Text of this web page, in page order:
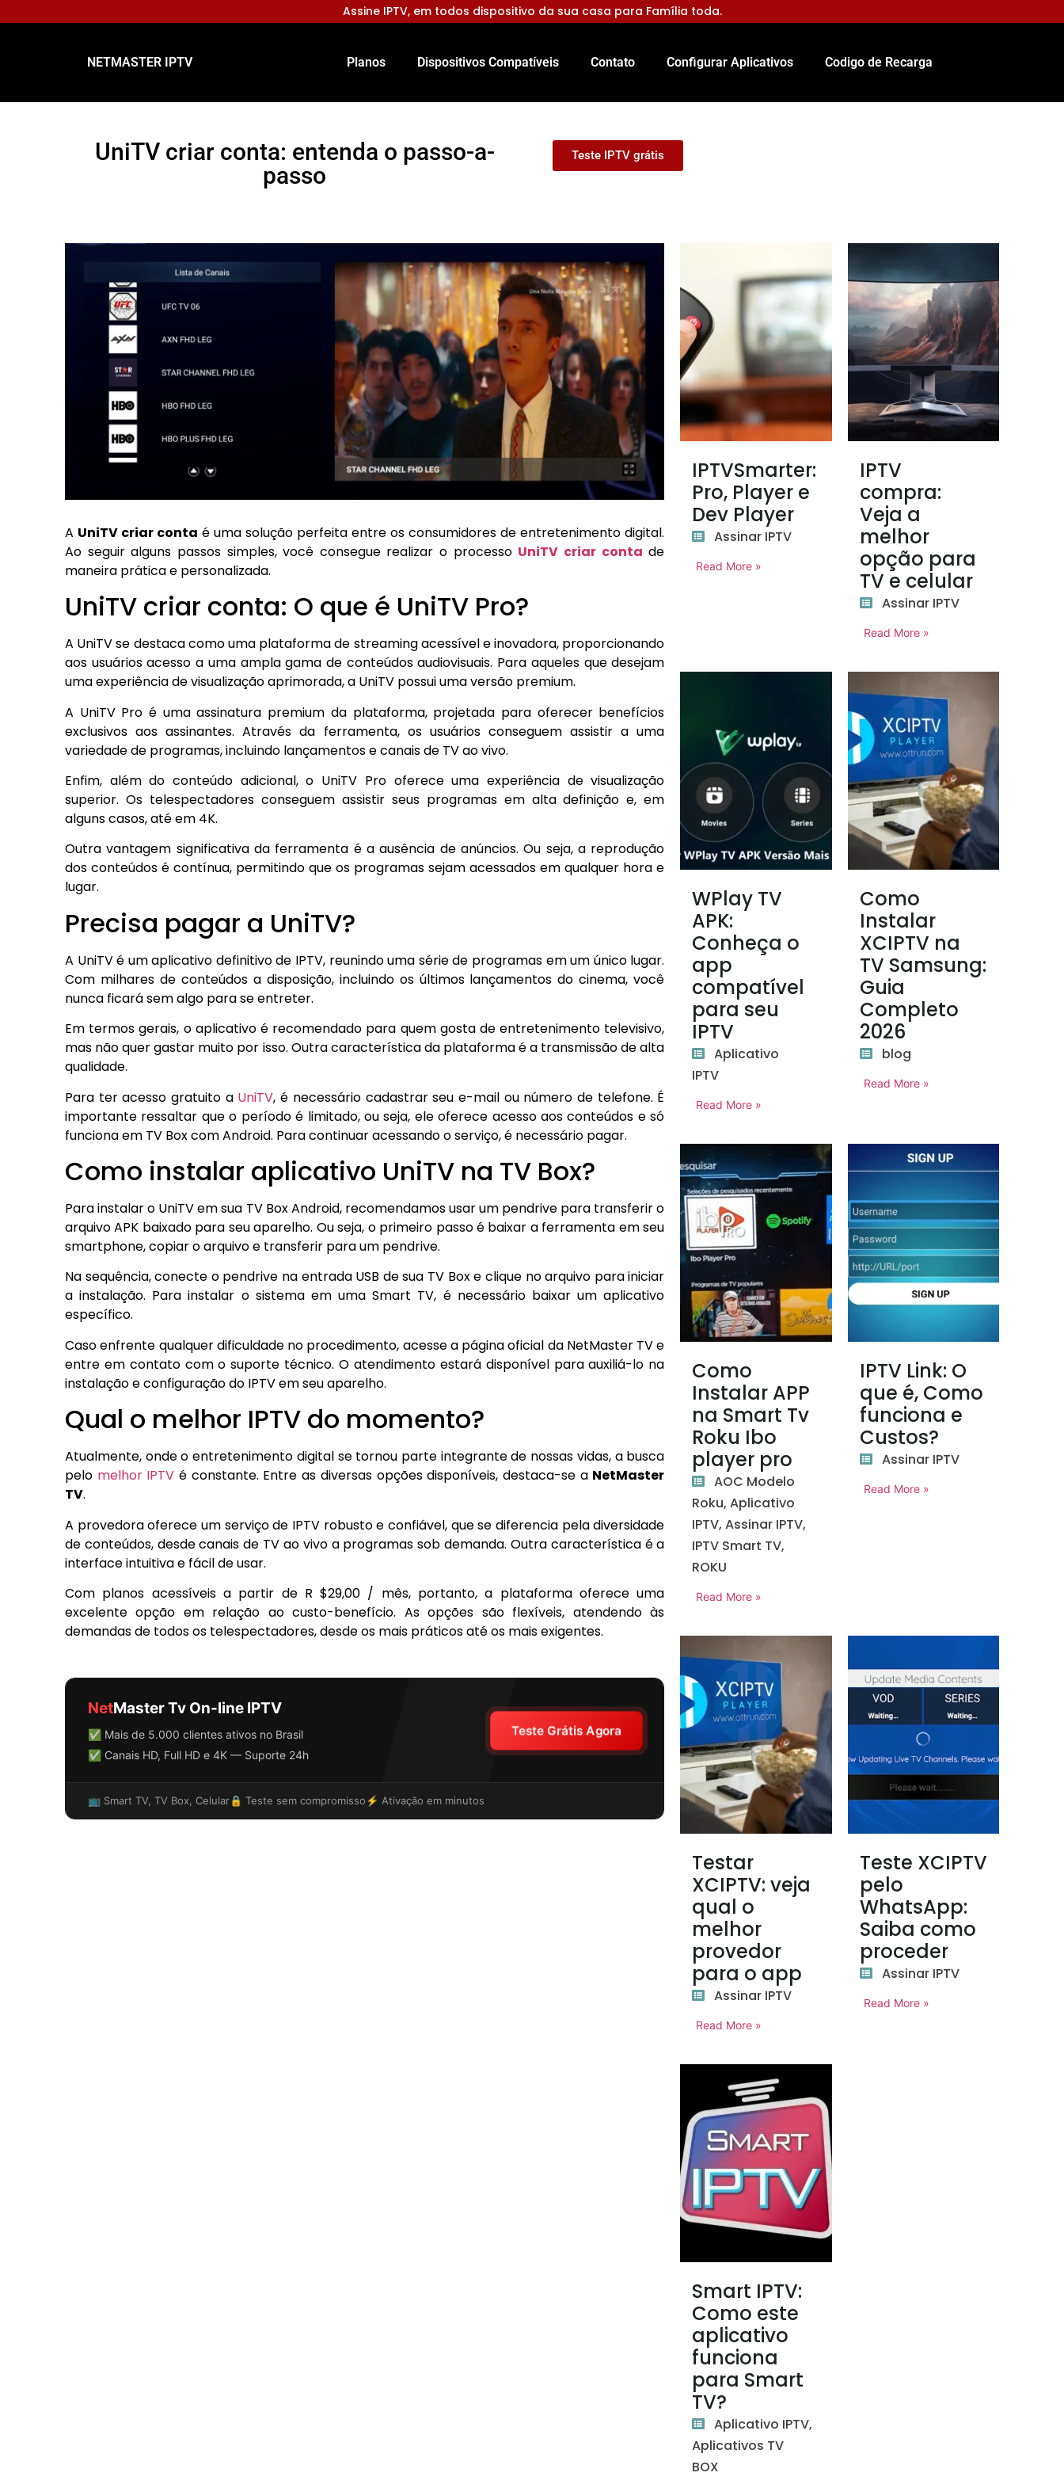
Assine IPTV, em todos dispositivo da sua casa para Família toda.
NETMASTER IPTV Planos Dispositivos Compatíveis Contato Configurar Aplicativos Codigo de Recarga
UniTV criar conta: entenda o passo-a-
passo
Teste IPTV grátis
A UniTV criar conta é uma solução perfeita entre os consumidores de entretenimento digital.
Ao seguir alguns passos simples, você consegue realizar o processo UniTV criar conta de
maneira prática e personalizada.
UniTV criar conta: O que é UniTV Pro?
A UniTV se destaca como uma plataforma de streaming acessível e inovadora, proporcionando
aos usuários acesso a uma ampla gama de conteúdos audiovisuais. Para aqueles que desejam
uma experiência de visualização aprimorada, a UniTV possui uma versão premium.
A UniTV Pro é uma assinatura premium da plataforma, projetada para oferecer benefícios
exclusivos aos assinantes. Através da ferramenta, os usuários conseguem assistir a uma
variedade de programas, incluindo lançamentos e canais de TV ao vivo.
Enfim, além do conteúdo adicional, o UniTV Pro oferece uma experiência de visualização
superior. Os telespectadores conseguem assistir seus programas em alta definição e, em
alguns casos, até em 4K.
Outra vantagem significativa da ferramenta é a ausência de anúncios. Ou seja, a reprodução
dos conteúdos é contínua, permitindo que os programas sejam acessados em qualquer hora e
lugar.
Precisa pagar a UniTV?
A UniTV é um aplicativo definitivo de IPTV, reunindo uma série de programas em um único lugar.
Com milhares de conteúdos a disposição, incluindo os últimos lançamentos do cinema, você
nunca ficará sem algo para se entreter.
Em termos gerais, o aplicativo é recomendado para quem gosta de entretenimento televisivo,
mas não quer gastar muito por isso. Outra característica da plataforma é a transmissão de alta
qualidade.
Para ter acesso gratuito a UniTV, é necessário cadastrar seu e-mail ou número de telefone. É
importante ressaltar que o período é limitado, ou seja, ele oferece acesso aos conteúdos e só
funciona em TV Box com Android. Para continuar acessando o serviço, é necessário pagar.
Como instalar aplicativo UniTV na TV Box?
Para instalar o UniTV em sua TV Box Android, recomendamos usar um pendrive para transferir o
arquivo APK baixado para seu aparelho. Ou seja, o primeiro passo é baixar a ferramenta em seu
smartphone, copiar o arquivo e transferir para um pendrive.
Na sequência, conecte o pendrive na entrada USB de sua TV Box e clique no arquivo para iniciar
a instalação. Para instalar o sistema em uma Smart TV, é necessário baixar um aplicativo
específico.
Caso enfrente qualquer dificuldade no procedimento, acesse a página oficial da NetMaster TV e
entre em contato com o suporte técnico. O atendimento estará disponível para auxiliá-lo na
instalação e configuração do IPTV em seu aparelho.
Qual o melhor IPTV do momento?
Atualmente, onde o entretenimento digital se tornou parte integrante de nossas vidas, a busca
pelo melhor IPTV é constante. Entre as diversas opções disponíveis, destaca-se a NetMaster
TV.
A provedora oferece um serviço de IPTV robusto e confiável, que se diferencia pela diversidade
de conteúdos, desde canais de TV ao vivo a programas sob demanda. Outra característica é a
interface intuitiva e fácil de usar.
Com planos acessíveis a partir de R $29,00 / mês, portanto, a plataforma oferece uma
excelente opção em relação ao custo-benefício. As opções são flexíveis, atendendo às
demandas de todos os telespectadores, desde os mais práticos até os mais exigentes.
NetMaster Tv On-line IPTV
✅ Mais de 5.000 clientes ativos no Brasil
✅ Canais HD, Full HD e 4K — Suporte 24h
Teste Grátis Agora
📺 Smart TV, TV Box, Celular🔒 Teste sem compromisso⚡ Ativação em minutos
IPTVSmarter:
Pro, Player e
Dev Player
Assinar IPTV
Read More »
IPTV
compra:
Veja a
melhor
opção para
TV e celular
Assinar IPTV
Read More »
WPlay TV
APK:
Conheça o
app
compatível
para seu
IPTV
Aplicativo
IPTV
Read More »
Como
Instalar
XCIPTV na
TV Samsung:
Guia
Completo
2026
blog
Read More »
Como
Instalar APP
na Smart Tv
Roku Ibo
player pro
AOC Modelo
Roku,Aplicativo
IPTV,Assinar IPTV,
IPTV Smart TV,
ROKU
Read More »
IPTV Link: O
que é, Como
funciona e
Custos?
Assinar IPTV
Read More »
Testar
XCIPTV: veja
qual o
melhor
provedor
para o app
Assinar IPTV
Read More »
Teste XCIPTV
pelo
WhatsApp:
Saiba como
proceder
Assinar IPTV
Read More »
Smart IPTV:
Como este
aplicativo
funciona
para Smart
TV?
Aplicativo IPTV,
Aplicativos TV
BOX